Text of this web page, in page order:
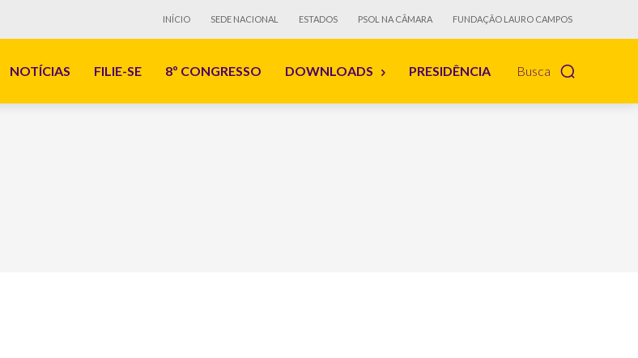
INÍCIO SEDE NACIONAL ESTADOS PSOL NA CÂMARA FUNDAÇÃO LAURO CAMPOS
Busca
NOTÍCIAS FILIE-SE 8º CONGRESSO DOWNLOADS PRESIDÊNCIA